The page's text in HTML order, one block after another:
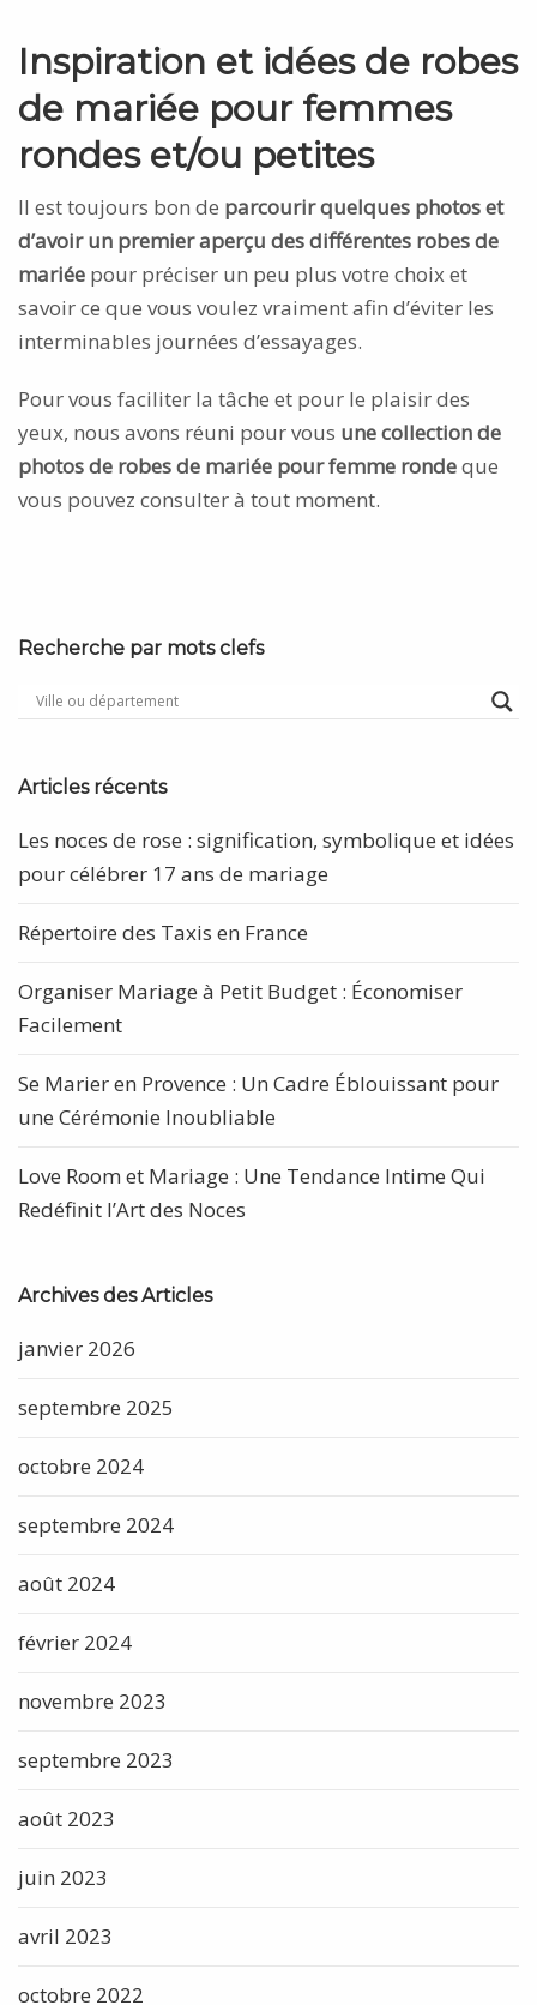
Inspiration et idées de robes
de mariée pour femmes
rondes et/ou petites
Il est toujours bon de parcourir quelques photos et
d’avoir un premier aperçu des différentes robes de
mariée pour préciser un peu plus votre choix et
savoir ce que vous voulez vraiment afin d’éviter les
interminables journées d’essayages.
Pour vous faciliter la tâche et pour le plaisir des
yeux, nous avons réuni pour vous une collection de
photos de robes de mariée pour femme rondeque
vous pouvez consulter à tout moment.
Recherche par mots clefs
Articles récents
Les noces de rose : signification, symbolique et idées
pour célébrer 17 ans de mariage
Répertoire des Taxis en France
Organiser Mariage à Petit Budget : Économiser
Facilement
Se Marier en Provence : Un Cadre Éblouissant pour
une Cérémonie Inoubliable
Love Room et Mariage : Une Tendance Intime Qui
Redéfinit l’Art des Noces
Archives des Articles
janvier 2026
septembre 2025
octobre 2024
septembre 2024
août 2024
février 2024
novembre 2023
septembre 2023
août 2023
juin 2023
avril 2023
octobre 2022